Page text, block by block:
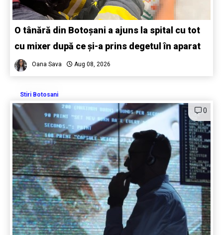
O tânără din Botoșani a ajuns la spital cu tot
cu mixer după ce și-a prins degetul în aparat
Oana Sava Aug 08, 2026
Stiri Botosani
0